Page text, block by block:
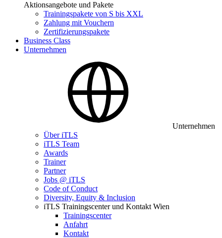
Aktionsangebote und Pakete
Trainingspakete von S bis XXL
Zahlung mit Vouchern
Zertifizierungspakete
Business Class
Unternehmen
Unternehmen
Über iTLS
iTLS Team
Awards
Trainer
Partner
Jobs @ iTLS
Code of Conduct
Diversity, Equity & Inclusion
iTLS Trainingscenter und Kontakt Wien
Trainingscenter
Anfahrt
Kontakt